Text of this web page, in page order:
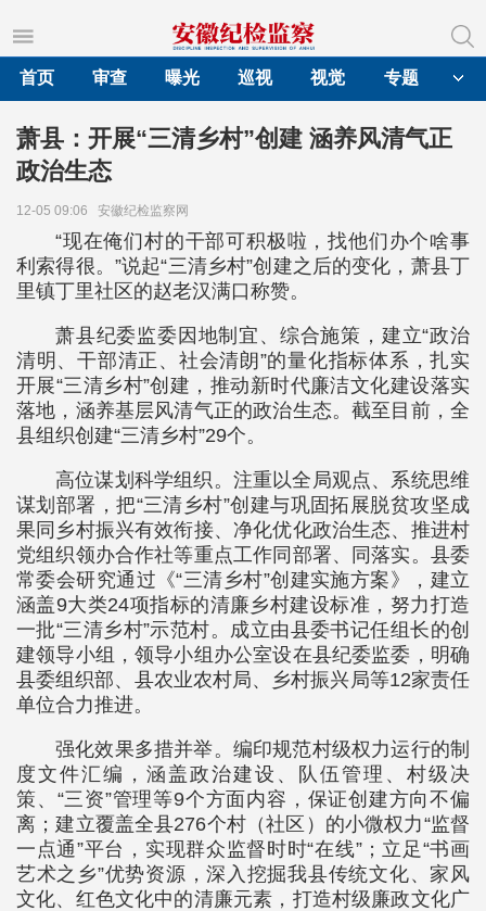
首页
审查 曝光 巡视 视觉 专题
萧县：开展“三清乡村”创建 涵养风清气正
政治生态
12-05 09:06 安徽纪检监察网
“现在俺们村的干部可积极啦，找他们办个啥事
利索得很。”说起“三清乡村”创建之后的变化，萧县丁
里镇丁里社区的赵老汉满口称赞。
萧县纪委监委因地制宜、综合施策，建立“政治
清明、干部清正、社会清朗”的量化指标体系，扎实
开展“三清乡村”创建，推动新时代廉洁文化建设落实
落地，涵养基层风清气正的政治生态。截至目前，全
县组织创建“三清乡村”29个。
高位谋划科学组织。注重以全局观点、系统思维
谋划部署，把“三清乡村”创建与巩固拓展脱贫攻坚成
果同乡村振兴有效衔接、净化优化政治生态、推进村
党组织领办合作社等重点工作同部署、同落实。县委
常委会研究通过《“三清乡村”创建实施方案》，建立
涵盖9大类24项指标的清廉乡村建设标准，努力打造
一批“三清乡村”示范村。成立由县委书记任组长的创
建领导小组，领导小组办公室设在县纪委监委，明确
县委组织部、县农业农村局、乡村振兴局等12家责任
单位合力推进。
强化效果多措并举。编印规范村级权力运行的制
度文件汇编，涵盖政治建设、队伍管理、村级决
策、“三资”管理等9个方面内容，保证创建方向不偏
离；建立覆盖全县276个村（社区）的小微权力“监督
一点通”平台，实现群众监督时时“在线”；立足“书画
艺术之乡”优势资源，深入挖掘我县传统文化、家风
文化、红色文化中的清廉元素，打造村级廉政文化广